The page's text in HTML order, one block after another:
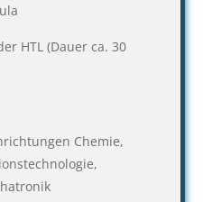
HTL (Dauer ca. 30
Chemie,